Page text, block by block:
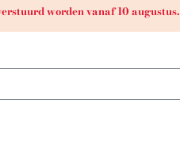
worden vanaf 10 augustus.